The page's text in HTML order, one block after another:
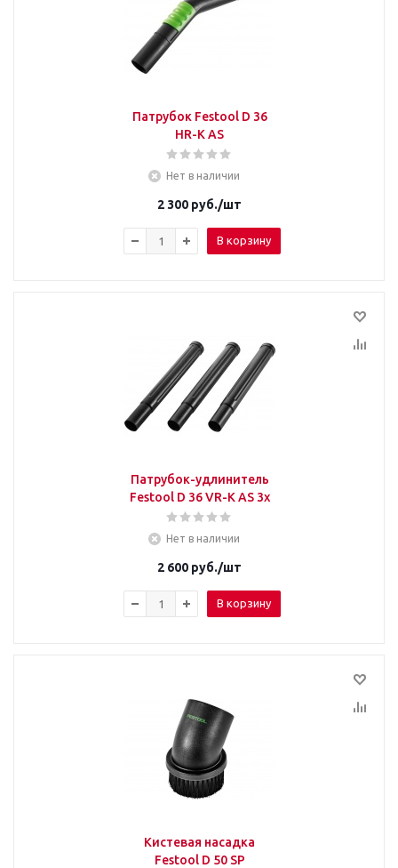
Патрубок Festool D 36
HR-K AS
Нет в наличии
2 300 руб./шт
В корзину
Патрубок-удлинитель
Festool D 36 VR-K AS 3x
Нет в наличии
2 600 руб./шт
В корзину
Кистевая насадка
Festool D 50 SP